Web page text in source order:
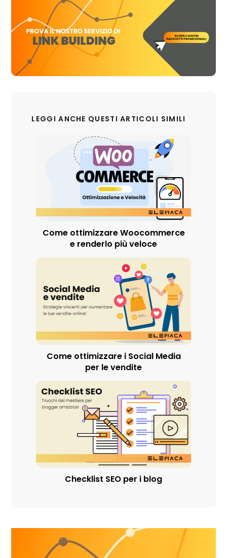
LEGGI ANCHE QUESTI ARTICOLI SIMILI
Come ottimizzare Woocommerce
e renderlo più veloce
Come ottimizzare i Social Media
per le vendite
Checklist SEO per i blog